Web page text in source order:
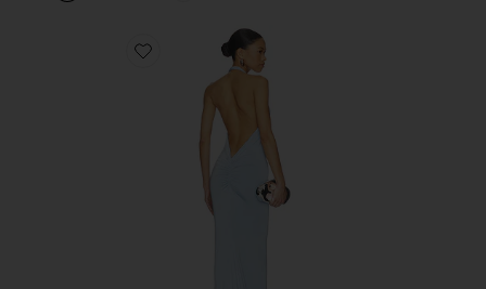
Favorite ПЛАТЬЕ ESTHER